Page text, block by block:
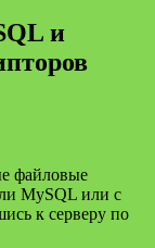
и
файловые
MySQL или с
к серверу по